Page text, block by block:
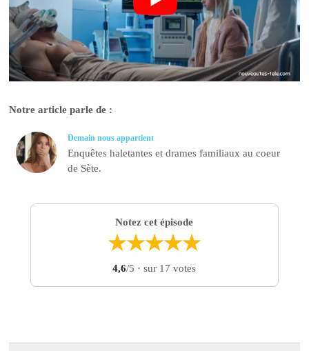
Notre article parle de :
Demain nous appartient
Enquêtes haletantes et drames familiaux au coeur
de Sète.
Notez cet épisode
★★★★★
4,6/5 · sur 17 votes